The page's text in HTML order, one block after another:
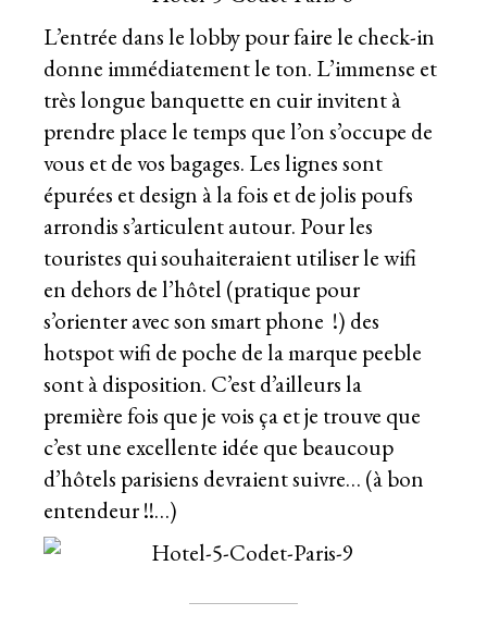
L’entrée dans le lobby pour faire le check-in
donne immédiatement le ton. L’immense et
très longue banquette en cuir invitent à
prendre place le temps que l’on s’occupe de
vous et de vos bagages. Les lignes sont
épurées et design à la fois et de jolis poufs
arrondis s’articulent autour. Pour les
touristes qui souhaiteraient utiliser le wifi
en dehors de l’hôtel (pratique pour
s’orienter avec son smart phone !) des
hotspot wifi de poche de la marque peeble
sont à disposition. C’est d’ailleurs la
première fois que je vois ça et je trouve que
c’est une excellente idée que beaucoup
d’hôtels parisiens devraient suivre… (à bon
entendeur !!…)